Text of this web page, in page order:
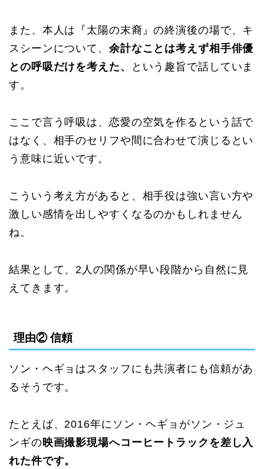
また、本人は『太陽の末裔』の終演後の場で、キ
スシーンについて、 余計なことは考えず相手俳優
との呼吸だけを考えた、
という趣旨で話していま
す。
ここで言う呼吸は、恋愛の空気を作るという話で
はなく、相手のセリフや間に合わせて演じるとい
う意味に近いです。
こういう考え方があると、相手役は強い言い方や
激しい感情を出しやすくなるのかもしれません
ね。
結果として、2人の関係が早い段階から自然に見
えてきます。
理由② 信頼
ソン・ヘギョはスタッフにも共演者にも信頼があ
るそうです。
たとえば、2016年にソン・ヘギョがソン・ジュ
ンギの 映画撮影現場へコーヒートラックを差し入
れた件です。